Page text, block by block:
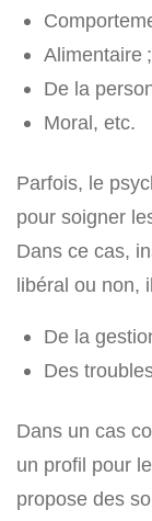
Alimentaire ;
De la
Moral, etc.
Parfois, le
pour soigner
Dans ce cas,
libéral ou non,
De la
Des
Dans un cas
un profil pour
propose des